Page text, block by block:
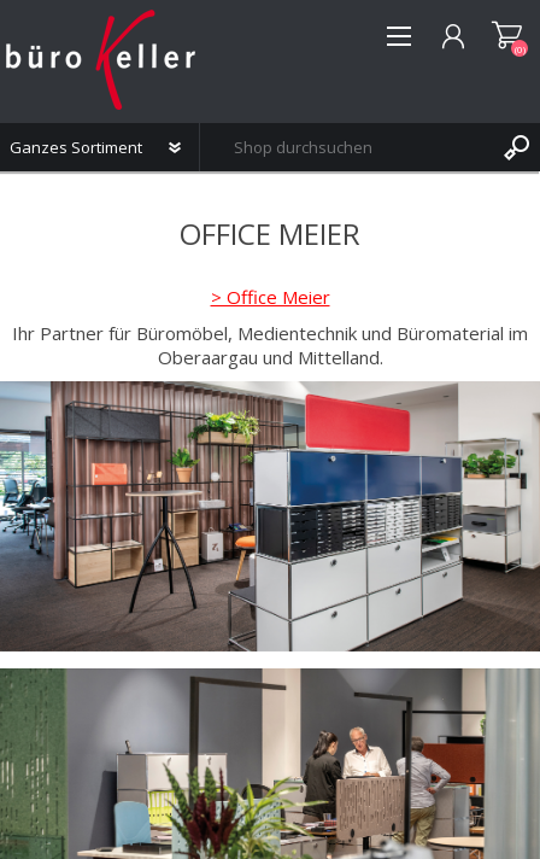
(0)
OFFICE MEIER
> Office Meier
Ihr Partner für Büromöbel, Medientechnik und Büromaterial im
Oberaargau und Mittelland.